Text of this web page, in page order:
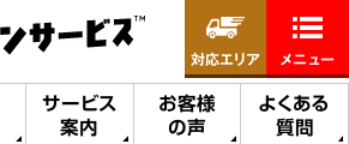
サービス
案内
お客様
の声
よくある
質問
対応エリア メニュー